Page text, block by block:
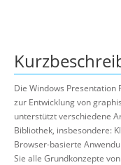
Die Windows Presentation
zur Entwicklung von
unterstützt verschiedene
Bibliothek, insbesondere:
Browser-basierte
Sie alle Grundkonzepte